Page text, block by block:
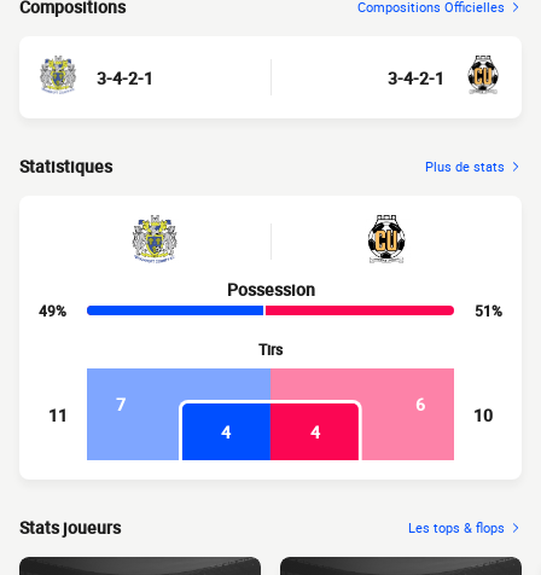
Compositions Compositions Officielles
3-4-2-1 3-4-2-1
Statistiques Plus de stats
Possession
49%
51%
Tirs
11 7
6
4
4
10
Stats joueurs Les tops & flops